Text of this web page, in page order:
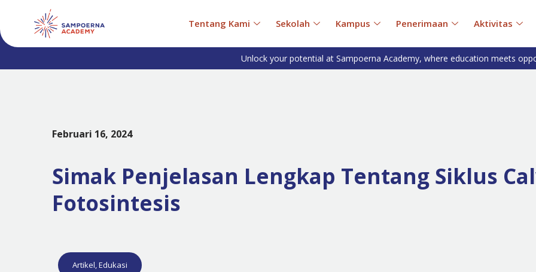
Tentang Kami Sekolah Kampus Penerimaan Aktivitas
Unlock your potential at Sampoerna Academy, where education meets
Februari 16, 2024
Simak Penjelasan Lengkap Tentang Siklus
Fotosintesis
Artikel,Edukasi